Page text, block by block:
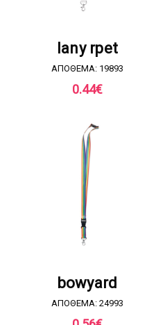
lany rpet
ΑΠΟΘΕΜΑ: 19893
0.44€
bowyard
ΑΠΟΘΕΜΑ: 24993